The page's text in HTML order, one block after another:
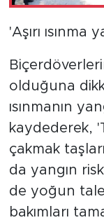
'Aşırı
olduğuna
ısınmanın
kaydederek,
çakmak
da yangın
de yoğun
bakımları